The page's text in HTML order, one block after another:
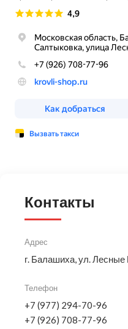
Контакты
Адрес
г. Балашиха, ул.
Телефон
+7 (977) 294-70-96
+7 (926) 708-77-96